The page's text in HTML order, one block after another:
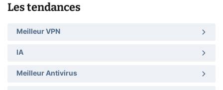
Les tendances
Meilleur VPN
IA
Meilleur Antivirus